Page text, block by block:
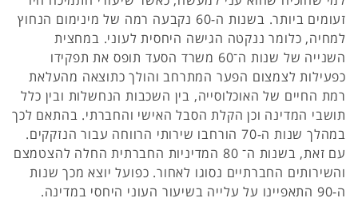
זעומים ביותר. בשנות ה-60 נקבעה רמה של מינימום הנחוץ
למחיה, כלומר ננקטה הגישה היחסית לעוני. במחצית
השנייה של שנות ה־60 משרד הסעד תופס את תפקידו
כפעילות לצמצום הפער המתרחב והולך כתוצאה מהעלאת
רמת החיים של האוכלוסייה, בין השכבות הנחשלות ובין כלל
תושבי המדינה וכן הקלת הסבל האישי והחברתי. בהתאם לכך
במהלך שנות ה-70 הורחבו שירותי הרווחה עבור הנזקקים.
עם זאת, בשנות ה־ 80 המדיניות החברתית החלה להצטמצם
והשירותים החברתיים נסוגו לאחור. כפועל יוצא מכך שנות
ה-90 התאפיינו על עלייה בשיעור העוני היחסי במדינה.